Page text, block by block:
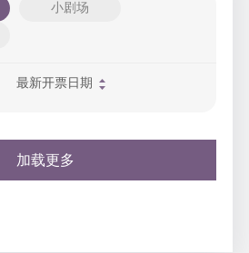
小剧场
最新开票日期
加载更多